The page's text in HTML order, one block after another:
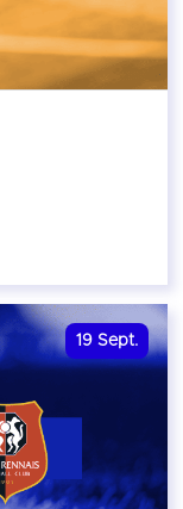
19 Sept.